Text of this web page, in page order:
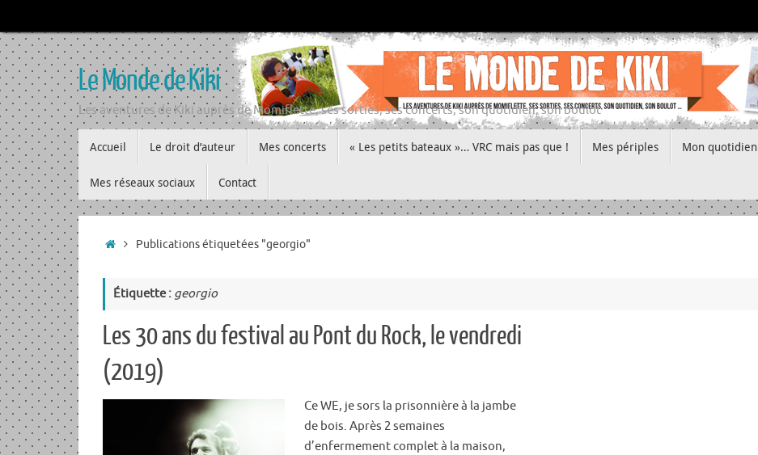
au
contenu
Le Monde de Kiki
Les aventures de Kiki auprès de Momiflette, ses sorties, ses concerts, son quotidien, son boulot
au
contenu
Accueil Le droit d’auteur Mes concerts « Les petits bateaux »… VRC mais pas que ! Mes périples Mon quotidien
Mes réseaux sociaux Contact
Accueil
Publications étiquetées "georgio"
Étiquette : georgio
Les 30 ans du festival au Pont du Rock, le vendredi
(2019)
Ce WE, je sors la prisonnière à la jambe
de bois. Après 2 semaines
d’enfermement complet à la maison,